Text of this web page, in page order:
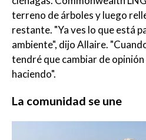
terreno de árboles y luego
restante. "Ya ves lo que está
ambiente", dijo Allaire.
tendré que cambiar de
haciendo".
La comunidad se une